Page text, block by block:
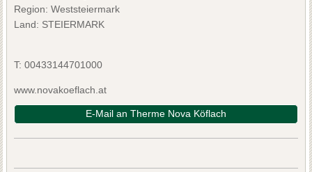
Region: Weststeiermark
Land: STEIERMARK
T: 00433144701000
www.novakoeflach.at
E-Mail an Therme Nova Köflach